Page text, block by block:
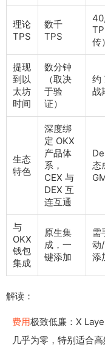
理论
TPS
数千
TPS
传）
提现
到以
太坊
时间
数分钟
（取决
于验
证）
约
战
生态
特色
深度绑
定 OKX
产品体
系，
CEX 与
DEX 互
连互通
态
与
OKX
钱包
集成
原生集
成，一
键添加
需
动
添
解读：
费用极致低廉：X
几乎为零，特别适合